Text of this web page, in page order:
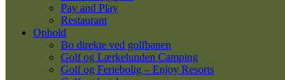
Pay and Play
Restaurant
Ophold
Bo direkte ved golfbanen
Golf og Lærkelunden Camping
Golf og Feriebolig – Enjoy Resorts